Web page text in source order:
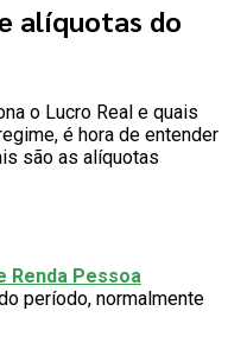
alíquotas do
o Lucro Real e quais
é hora de entender
são as alíquotas
Renda Pessoa
período, normalmente